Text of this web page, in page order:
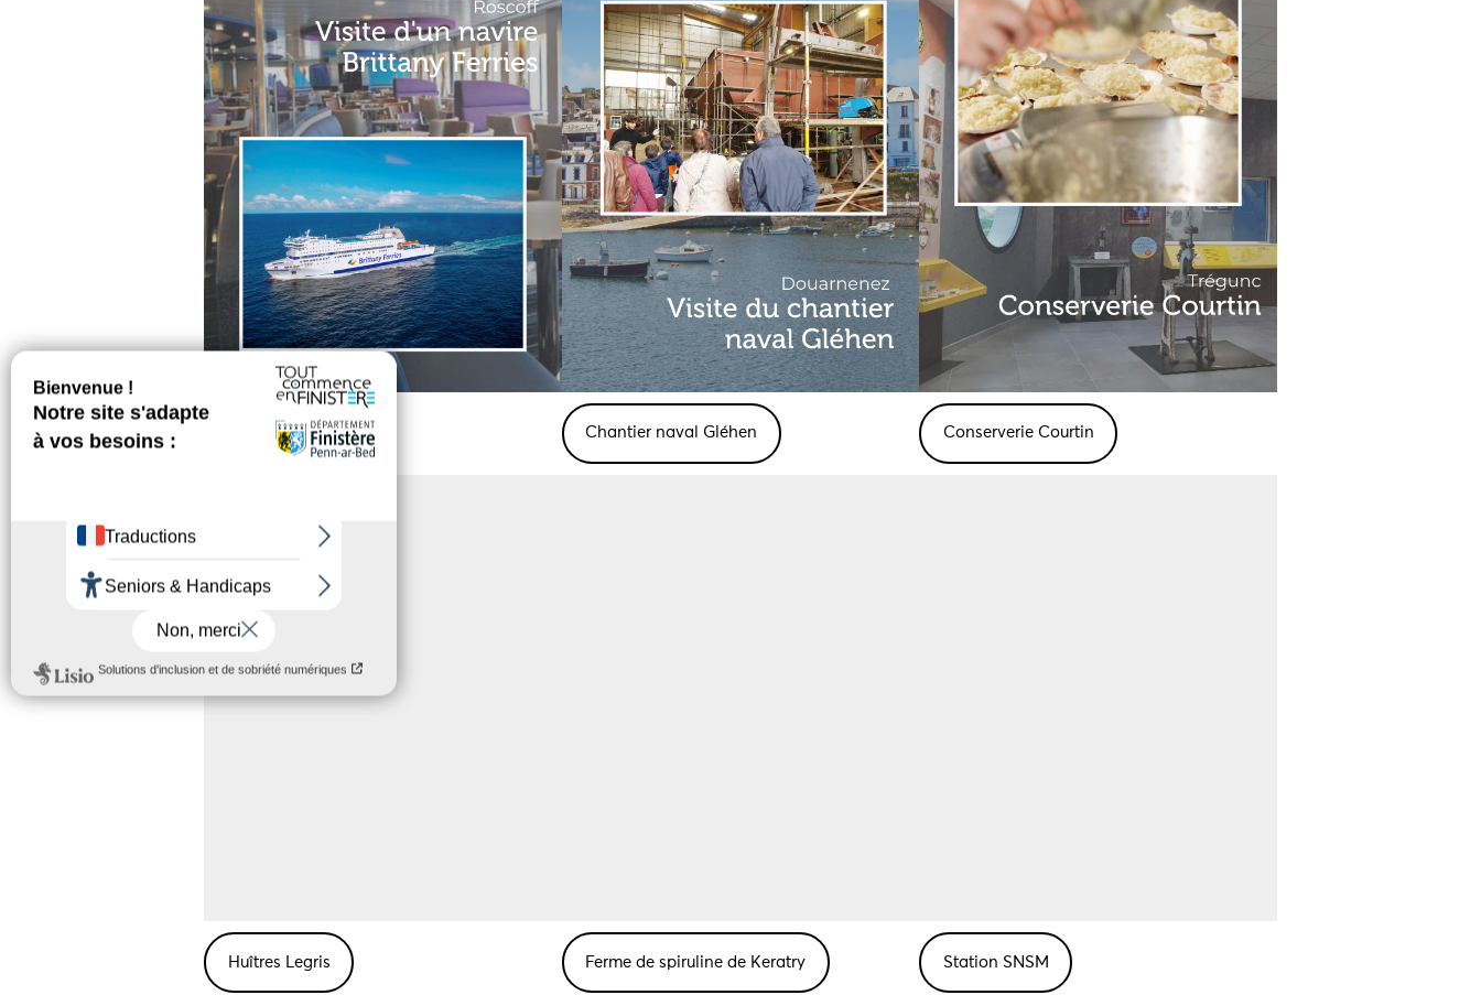
Brittany Ferries
Huîtres Legris
Chantier naval Gléhen
Ferme de spiruline de Keratry
Conserverie Courtin
Station SNSM